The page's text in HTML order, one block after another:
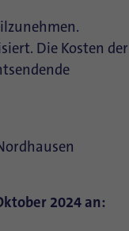
Die Kosten der
2024 an: